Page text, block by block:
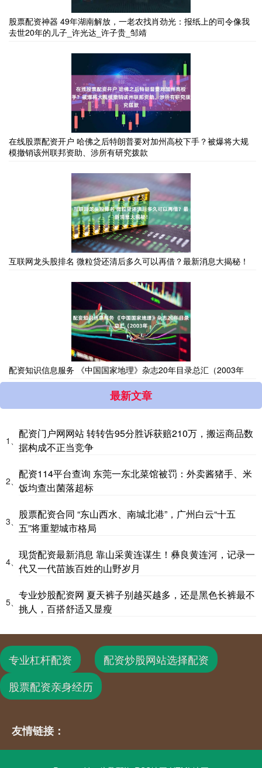
股票配资神器 49年湖南解放，一老农找肖劲光：报纸上的司令像我
去世20年的儿子_许光达_许子贵_邹靖
在线股票配资开户 哈佛之后特朗普要对加州高校下手？被爆将大规
模撤销该州联邦资助、涉所有研究拨款
互联网龙头股排名 微粒贷还清后多久可以再借？最新消息大揭秘！
配资知识信息服务 《中国国家地理》杂志20年目录总汇（2003年
最新文章
1、
配资门户网网站 转转告95分胜诉获赔210万，搬运商品数
据构成不正当竞争
2、
配资114平台查询 东莞一东北菜馆被罚：外卖酱猪手、米
饭均查出菌落超标
3、
股票配资合同 “东山西水、南城北港”，广州白云“十五
五”将重塑城市格局
4、
现货配资最新消息 靠山采黄连谋生！彝良黄连河，记录一
代又一代苗族百姓的山野岁月
5、
专业炒股配资网 夏天裤子别越买越多，还是黑色长裤最不
挑人，百搭舒适又显瘦
专业杠杆配资
配资炒股网站选择配资
股票配资亲身经历
友情链接：